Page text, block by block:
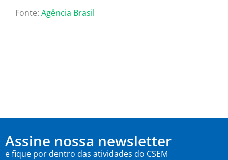
Fonte: Agência Brasil
Assine nossa newsletter
e fique por dentro das atividades do CSEM